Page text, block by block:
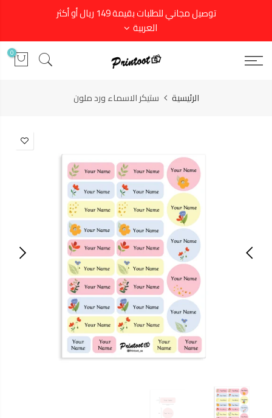
توصيل مجاني للطلبات بقيمة 149 ريال أو أكثر
العربية
0
الرئيسية ستيكر الاسماء ورد ملون